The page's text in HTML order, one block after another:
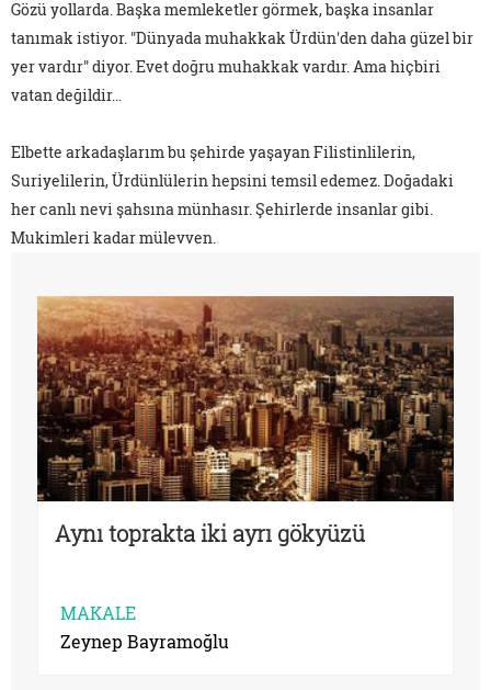
Gözü yollarda. Başka memleketler görmek, başka insanlar
tanımak istiyor. "Dünyada muhakkak Ürdün'den daha güzel bir
yer vardır" diyor. Evet doğru muhakkak vardır. Ama hiçbiri
vatan değildir…
Elbette arkadaşlarım bu şehirde yaşayan Filistinlilerin,
Suriyelilerin, Ürdünlülerin hepsini temsil edemez. Doğadaki
her canlı nevi şahsına münhasır. Şehirlerde insanlar gibi.
Mukimleri kadar mülevven.
Aynı toprakta iki ayrı gökyüzü
MAKALE
Zeynep Bayramoğlu